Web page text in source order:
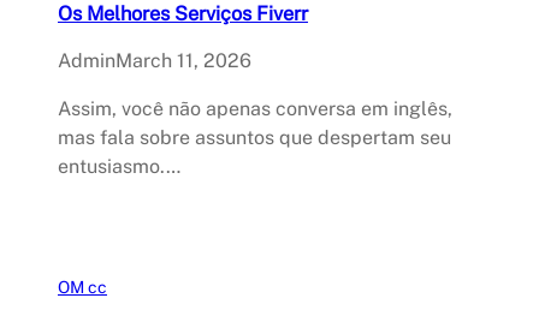
Os Melhores Serviços Fiverr
AdminMarch 11, 2026
Assim, você não apenas conversa em inglês,
mas fala sobre assuntos que despertam seu
entusiasmo.…
OM cc